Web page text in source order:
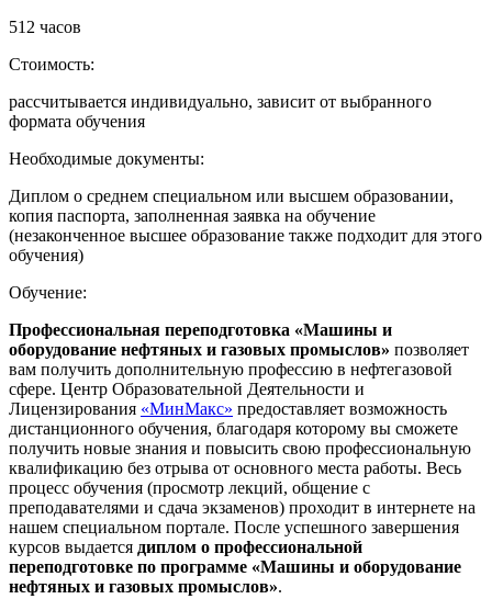
512 часов
Стоимость:
рассчитывается индивидуально, зависит от выбранного
формата обучения
Необходимые документы:
Диплом о среднем специальном или высшем образовании,
копия паспорта, заполненная заявка на обучение
(незаконченное высшее образование также подходит для этого
обучения)
Обучение:
Профессиональная переподготовка «Машины и
оборудование нефтяных и газовых промыслов» позволяет
вам получить дополнительную профессию в нефтегазовой
сфере. Центр Образовательной Деятельности и
Лицензирования «МинМакс» предоставляет возможность
дистанционного обучения, благодаря которому вы сможете
получить новые знания и повысить свою профессиональную
квалификацию без отрыва от основного места работы. Весь
процесс обучения (просмотр лекций, общение с
преподавателями и сдача экзаменов) проходит в интернете на
нашем специальном портале. После успешного завершения
курсов выдается диплом о профессиональной
переподготовке по программе «Машины и оборудование
нефтяных и газовых промыслов».